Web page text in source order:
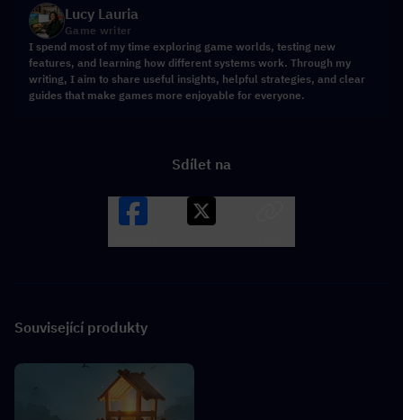
Lucy Lauria
Game writer
I spend most of my time exploring game worlds, testing new
features, and learning how different systems work. Through my
writing, I aim to share useful insights, helpful strategies, and clear
guides that make games more enjoyable for everyone.
Sdílet na
Související produkty